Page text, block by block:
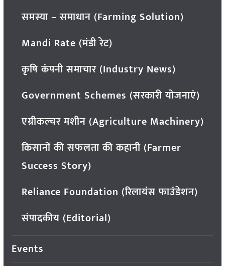
समस्या – समाधान (Farming Solution)
Mandi Rate (मंडी रेट)
कृषि कंपनी समाचार (Industry News)
Government Schemes (सरकारी योजनाएं)
एग्रीकल्चर मशीन (Agriculture Machinery)
किसानों की सफलता की कहानी (Farmer
Success Story)
Reliance Foundation (रिलायंस फाउंडेशन)
संपादकीय (Editorial)
Events